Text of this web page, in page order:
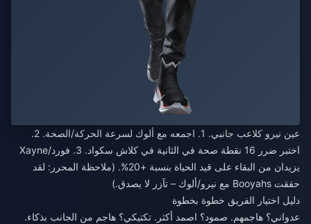
عين نيرو كلاعب جانبي. 1. اجمعه مع ألوك لسرعة الحركة/الصحة. 2.
اختبر ضرر 16 نقطة صحة في الثانية في كلاش سكواد. 3. فورد/Xayne
يزيدان من البقاء على قيد الحياة بنسبة +20%. (ملاحظة المحرر: لقد
حققت Booyahs مع نيرو/ألوك – تآزر لا يصدق.)
دليل اختيار الفريق خطوة بخطوة
عدواني؟ هاجمهم. صمود؟ اصمد أكثر. تكتيكي؟ هاجم من الجانب بذكاء.